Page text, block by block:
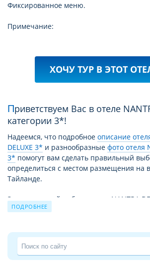
Фиксированное меню.
Примечание:
ХОЧУ ТУР В ЭТОТ
Приветствуем Вас в отеле NANTRA DE DELUXE
категории 3*!
Надеемся, что подробное описание
DELUXE 3* и разнообразные фото отеля
3* помогут вам сделать правильный
определиться с местом размещения на
Тайланде.
За время своей работы отель NANTRA DE
принял уже немало отдыхающих.
для отдыха, но и выгодное для
качества. Благодаря этому путевка в
из года в год продолжает пользоваться
ПОДРОБНЕЕ